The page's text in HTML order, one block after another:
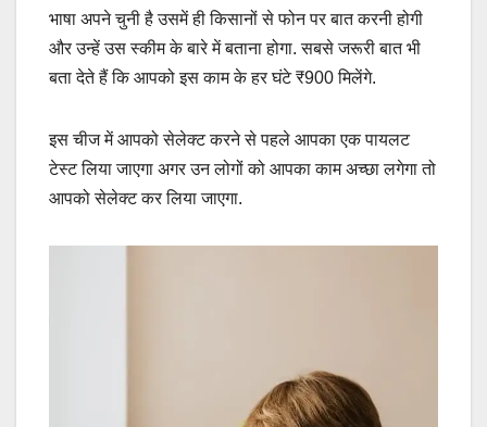
भाषा अपने चुनी है उसमें ही किसानों से फोन पर बात करनी होगी
और उन्हें उस स्कीम के बारे में बताना होगा. सबसे जरूरी बात भी
बता देते हैं कि आपको इस काम के हर घंटे ₹900 मिलेंगे.
इस चीज में आपको सेलेक्ट करने से पहले आपका एक पायलट
टेस्ट लिया जाएगा अगर उन लोगों को आपका काम अच्छा लगेगा तो
आपको सेलेक्ट कर लिया जाएगा.